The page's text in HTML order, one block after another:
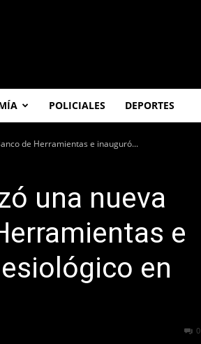
POLICIALES DEPORTES
de Herramientas e inauguró...
una nueva
e
en
0